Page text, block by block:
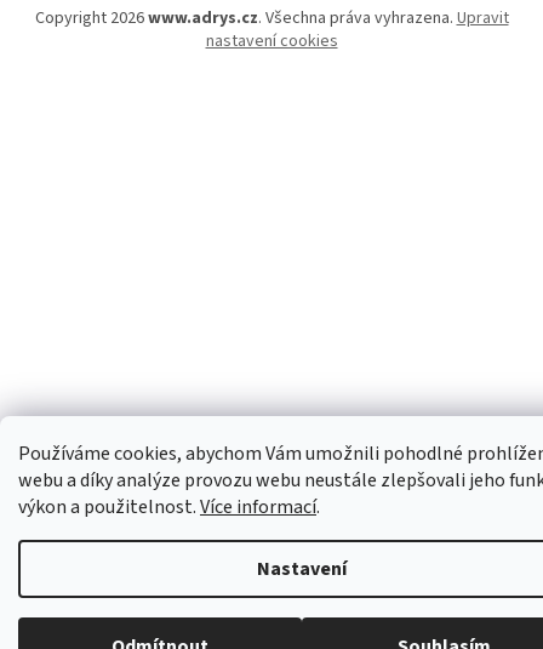
Používáme cookies, abychom Vám umožnili pohodlné
webu a díky analýze provozu webu neustále zlepšovali jeho
výkon a použitelnost.Více informací.
Nastavení
Copyright 2026www.adrys.cz. Všechna práva vyhrazena.Upravit
nastavení cookies